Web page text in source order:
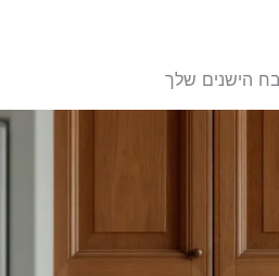
הישנים שלך